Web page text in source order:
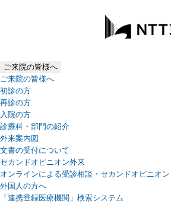
ご来院の皆様へ
ご来院の皆様へ
初診の方
再診の方
入院の方
診療科・部門の紹介
外来案内図
文書の受付について
セカンドオピニオン外来
オンラインによる受診相談・セカンドオピニオン
外国人の方へ
「連携登録医療機関」検索システム